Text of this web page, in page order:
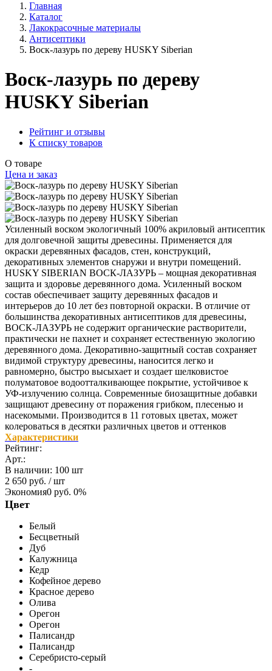
Главная
Каталог
Лакокрасочные материалы
Антисептики
Воск-лазурь по дереву HUSKY Siberian
Воск-лазурь по дереву
HUSKY Siberian
Рейтинг и отзывы
К списку товаров
О товаре
Цена и заказ
Усиленный воском ­экологичный 100% акриловый антисептик
для долговечной защиты древесины. Применяется для
окраски деревянных фасадов, стен, конструкций,
декоративных элементов снаружи и внутри помещений.
HUSKY SIBERIAN ВОСК-ЛАЗУРЬ – мощная декоративная
защита и здоровье деревянного дома. Усиленный воском
состав обеспечивает защиту деревянных фасадов и
интерьеров до 10 лет без повторной окраски. В отличие от
большинства декоративных антисептиков для древесины,
ВОСК-ЛАЗУРЬ не содержит органические растворители,
практически не пахнет и сохраняет естественную экологию
деревянного дома. Декора­тивно-защитный состав сохраняет
видимой структуру древесины, наносится легко и
равномерно, быстро высыхает и создает шелковистое
полуматовое водоотталкивающее покрытие, устойчивое к
УФ-излучению солнца. Современные биозащитные добавки
защищают древесину от поражения грибком, плесенью и
насекомыми. Производится в 11 готовых цветах, может
колероваться в десятки различных цветов и оттенков
Характеристики
Рейтинг:
Арт.:
В наличии: 100 шт
2 650 руб. / шт
Экономия0 руб. 0%
Цвет
Белый
Бесцветный
Дуб
Калужница
Кедр
Кофейное дерево
Красное дерево
Олива
Орегон
Орегон
Палисандр
Палисандр
Серебристо-серый
-